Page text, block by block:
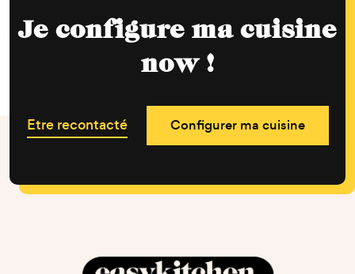
Je configure ma cuisine
now !
Etre recontacté Configurer ma cuisine